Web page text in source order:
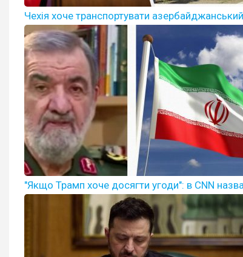
Чехія хоче транспортувати
"Якщо Трамп хоче досягти угоди": в CNN